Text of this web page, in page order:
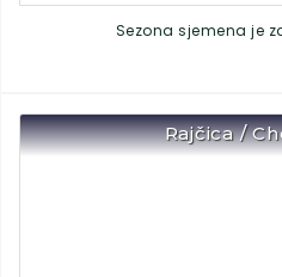
Sezona sjemena je
Rajčica /